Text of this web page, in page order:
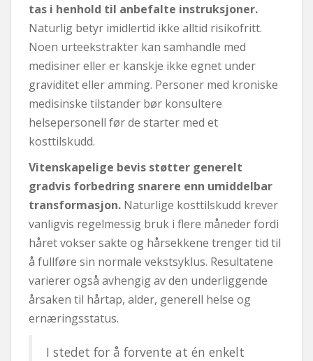
tas i henhold til anbefalte instruksjoner.
Naturlig betyr imidlertid ikke alltid risikofritt.
Noen urteekstrakter kan samhandle med
medisiner eller er kanskje ikke egnet under
graviditet eller amming. Personer med kroniske
medisinske tilstander bør konsultere
helsepersonell før de starter med et
kosttilskudd.
Vitenskapelige bevis støtter generelt
gradvis forbedring snarere enn umiddelbar
transformasjon. Naturlige kosttilskudd krever
vanligvis regelmessig bruk i flere måneder fordi
håret vokser sakte og hårsekkene trenger tid til
å fullføre sin normale vekstsyklus. Resultatene
varierer også avhengig av den underliggende
årsaken til hårtap, alder, generell helse og
ernæringsstatus.
I stedet for å forvente at én enkelt